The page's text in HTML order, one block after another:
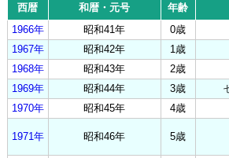
西暦 和暦・元号 年齢
1966年
昭和41年
0歳
1967年
昭和42年
1歳
1968年
昭和43年
2歳
1969年
昭和44年 3歳
1970年 昭和45年 4歳
1971年 昭和46年 5歳